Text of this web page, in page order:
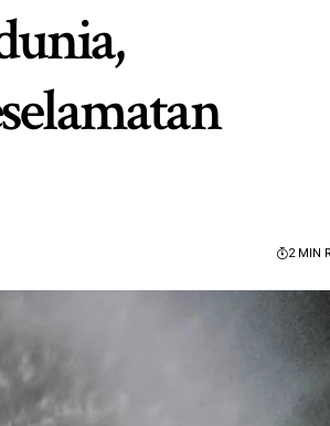
2 MIN